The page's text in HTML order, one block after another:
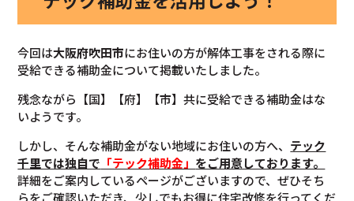
今回は大阪府吹田市にお住いの方が解体工事をされる際に
受給できる補助金について掲載いたしました。
残念ながら【国】【府】【市】共に受給できる補助金はな
いようです。
しかし、そんな補助金がない地域にお住いの方へ、 テック
千里では独自で 「テック補助金」 をご用意しております。
詳細をご案内しているページがございますので、ぜひそち
らをご確認いただき、少しでもお得に住宅改修を行ってくだ